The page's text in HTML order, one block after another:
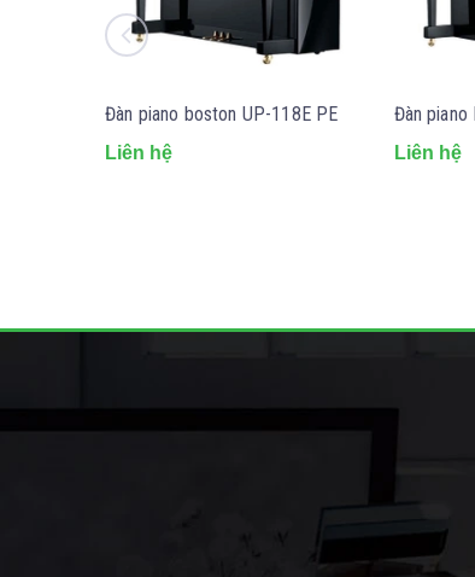
Đàn piano boston UP-118E PE
Liên hệ
Đàn piano
Liên hệ